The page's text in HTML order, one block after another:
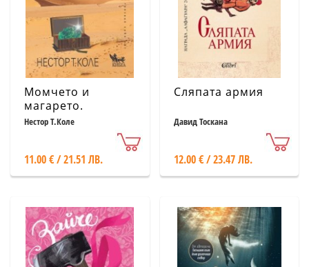
Момчето и
магарето.
Животът не е
Нестор Т.Коле
11.00 € / 21.51 ЛВ.
Сляпата армия
Давид Тоскана
12.00 € / 23.47 ЛВ.